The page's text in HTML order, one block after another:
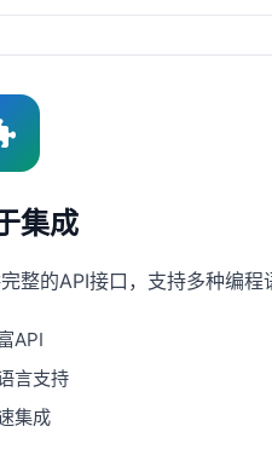
集成
整的API接口，支持多种编程
API
言支持
集成